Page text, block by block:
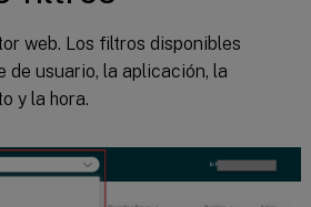
web. Los filtros disponibles
de usuario, la aplicación, la
y la hora.